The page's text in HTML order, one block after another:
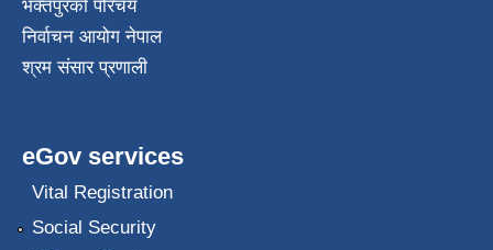
भक्तपुरकाे परिचय
निर्वाचन आयोग नेपाल
श्रम संसार प्रणाली
eGov services
Vital Registration
Social Security